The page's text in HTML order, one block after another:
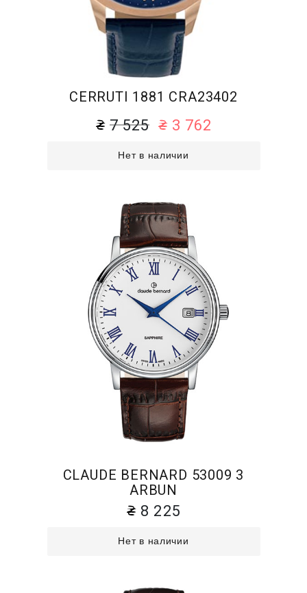
CERRUTI 1881 CRA23402
7 525 3 762
Нет в наличии
CLAUDE BERNARD 53009 3
ARBUN
8 225
Нет в наличии